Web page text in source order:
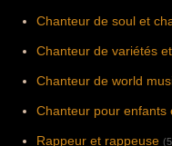
Chanteur de soul et
Chanteur de variétés
Chanteur de world
Chanteur pour enfants
Rappeur et rappeuse